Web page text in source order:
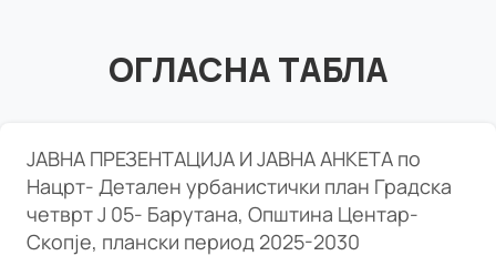
ОГЛАСНА ТАБЛА
ЈАВНА ПРЕЗЕНТАЦИЈА И ЈАВНА АНКЕТА по
Нацрт- Детален урбанистички план Градска
четврт Ј 05- Барутана, Општина Центар-
Скопје, плански период 2025-2030